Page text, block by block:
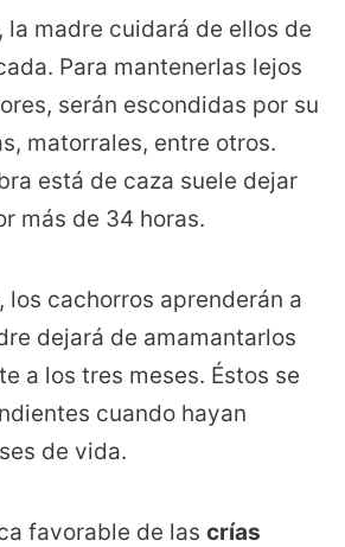
la madre cuidará de ellos de
Para mantenerlas lejos
serán escondidas por su
matorrales, entre otros.
está de caza suele dejar
más de 34 horas.
los cachorros aprenderán a
dejará de amamantarlos
a los tres meses. Éstos se
cuando hayan
de vida.
favorable de las crías